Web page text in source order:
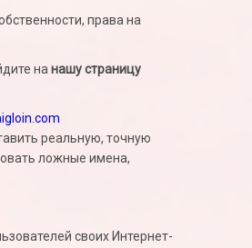
права на
нанашу страницу
реальную, точную
ложные имена,
своих Интернет-